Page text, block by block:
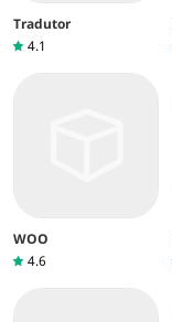
Tradutor
4.1
WOO
4.6